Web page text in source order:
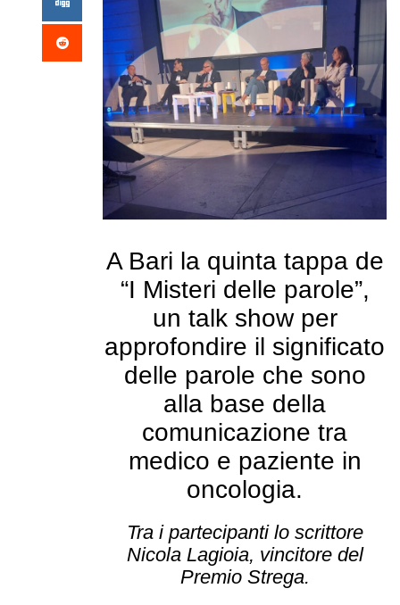
A Bari la quinta tappa de
“I Misteri delle parole”,
un talk show per
approfondire il significato
delle parole che sono
alla base della
comunicazione tra
medico e paziente in
oncologia.
Tra i partecipanti lo scrittore
Nicola Lagioia, vincitore del
Premio Strega.